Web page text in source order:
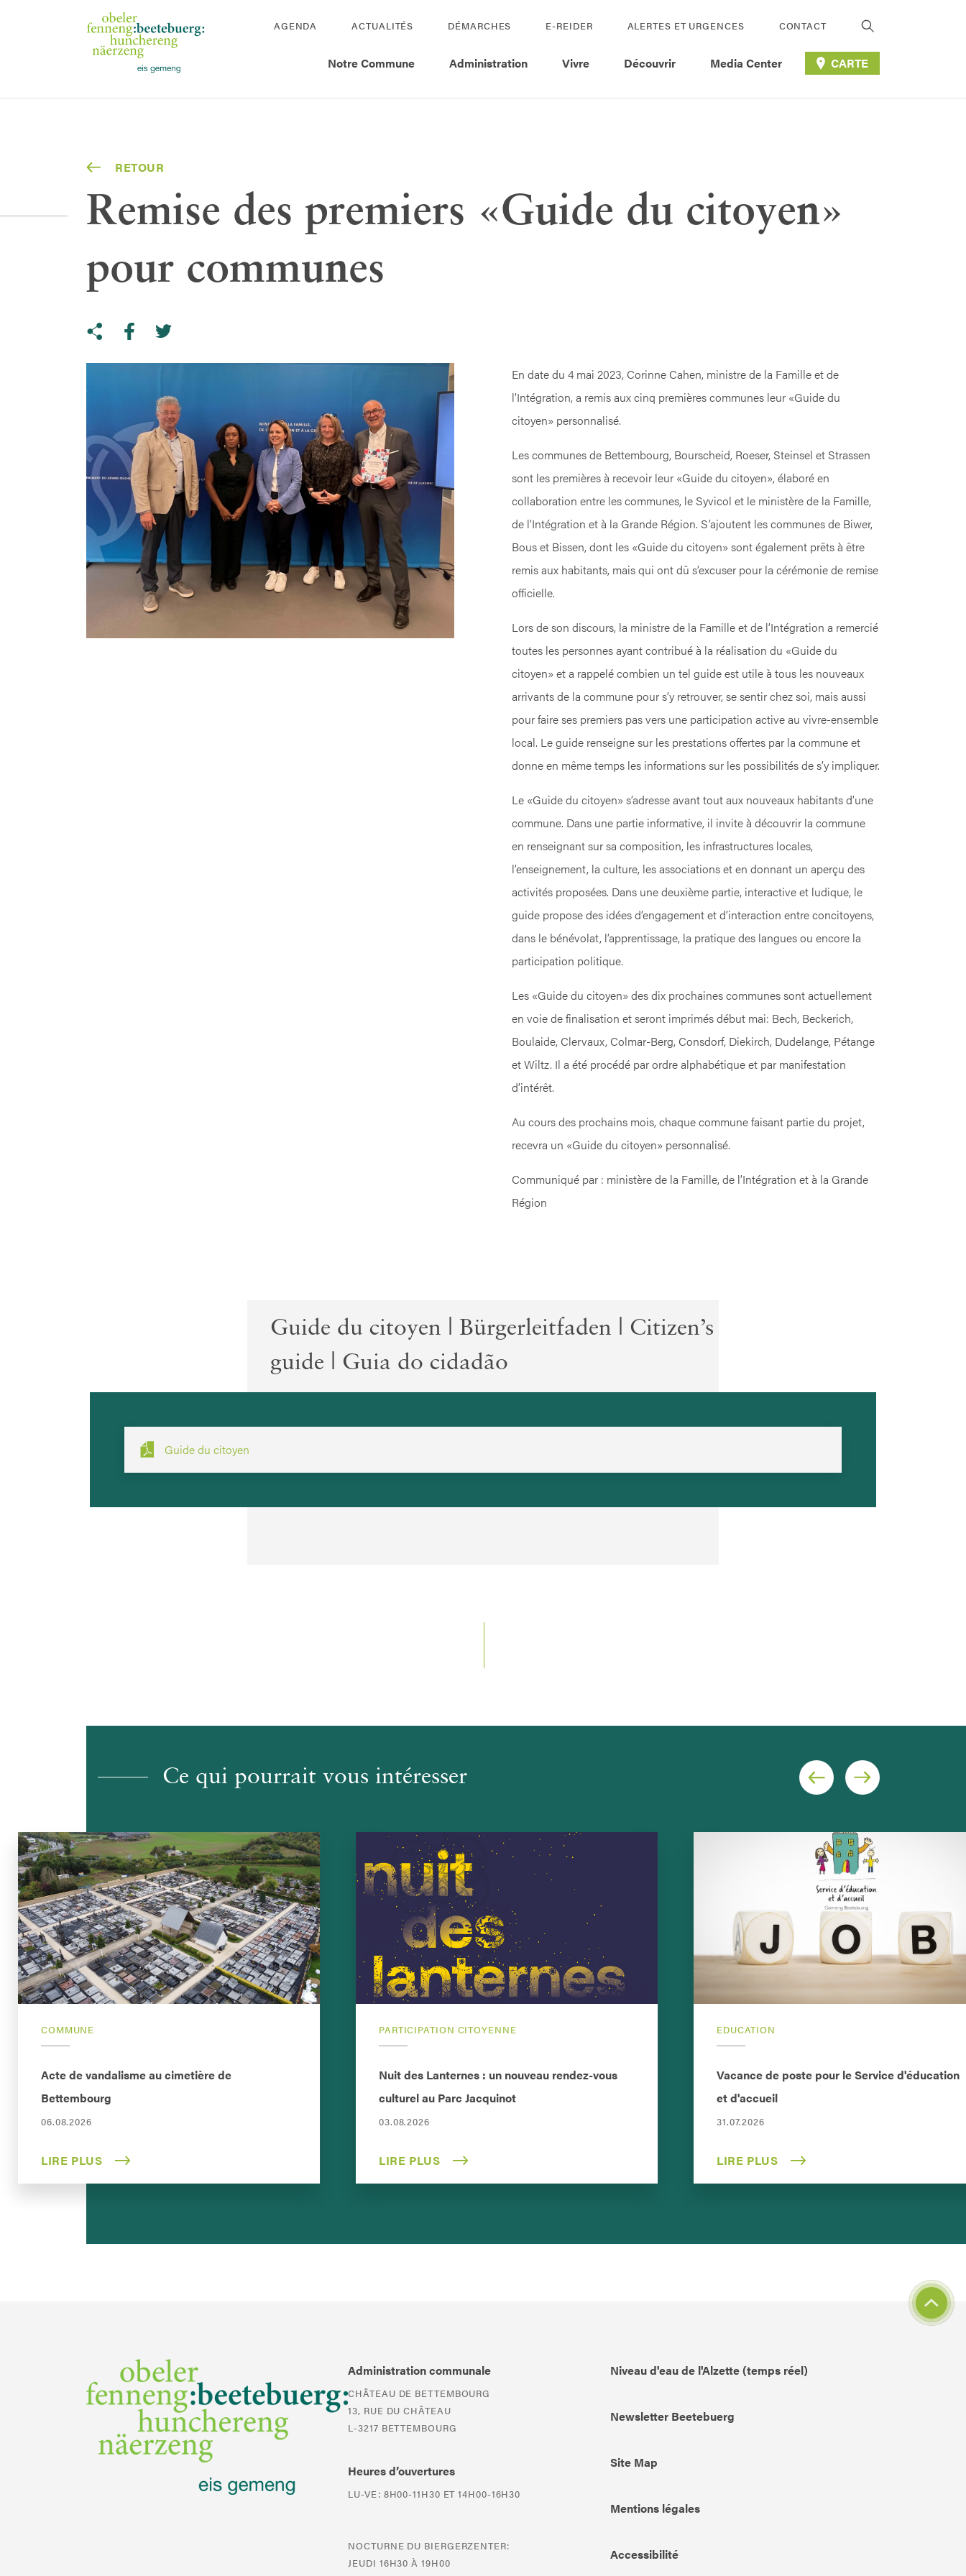
AGENDA ACTUALITÉS DÉMARCHES E-REIDER ALERTES ET URGENCES CONTACT
Notre Commune Administration Vivre Découvrir Media Center CARTE
RETOUR
Remise des premiers «Guide du citoyen»
pour communes
Share on facebook
En date du 4 mai 2023, Corinne Cahen, ministre de la Famille et de
l’Intégration, a remis aux cinq premières communes leur «Guide du
citoyen» personnalisé.
Les communes de Bettembourg, Bourscheid, Roeser, Steinsel et Strassen
sont les premières à recevoir leur «Guide du citoyen», élaboré en
collaboration entre les communes, le Syvicol et le ministère de la Famille,
de l’Intégration et à la Grande Région. S’ajoutent les communes de Biwer,
Bous et Bissen, dont les «Guide du citoyen» sont également prêts à être
remis aux habitants, mais qui ont dû s’excuser pour la cérémonie de remise
officielle.
Lors de son discours, la ministre de la Famille et de l’Intégration a remercié
toutes les personnes ayant contribué à la réalisation du «Guide du
citoyen» et a rappelé combien un tel guide est utile à tous les nouveaux
arrivants de la commune pour s’y retrouver, se sentir chez soi, mais aussi
pour faire ses premiers pas vers une participation active au vivre-ensemble
local. Le guide renseigne sur les prestations offertes par la commune et
donne en même temps les informations sur les possibilités de s’y impliquer.
Le «Guide du citoyen» s’adresse avant tout aux nouveaux habitants d’une
commune. Dans une partie informative, il invite à découvrir la commune
en renseignant sur sa composition, les infrastructures locales,
l’enseignement, la culture, les associations et en donnant un aperçu des
activités proposées. Dans une deuxième partie, interactive et ludique, le
guide propose des idées d’engagement et d’interaction entre concitoyens,
dans le bénévolat, l’apprentissage, la pratique des langues ou encore la
participation politique.
Les «Guide du citoyen» des dix prochaines communes sont actuellement
en voie de finalisation et seront imprimés début mai: Bech, Beckerich,
Boulaide, Clervaux, Colmar-Berg, Consdorf, Diekirch, Dudelange, Pétange
et Wiltz. Il a été procédé par ordre alphabétique et par manifestation
d’intérêt.
Au cours des prochains mois, chaque commune faisant partie du projet,
recevra un «Guide du citoyen» personnalisé.
Communiqué par : ministère de la Famille, de l’Intégration et à la Grande
Région
Guide du citoyen | Bürgerleitfaden | Citizen’s
guide | Guia do cidadão
Guide du citoyen
Ce qui pourrait vous intéresser
COMMUNE
Acte de vandalisme au cimetière de
Bettembourg
06.08.2026
LIRE PLUS
PARTICIPATION CITOYENNE
Nuit des Lanternes : un nouveau rendez-vous
culturel au Parc Jacquinot
03.08.2026
LIRE PLUS
EDUCATION
Vacance de poste pour le Service d'éducation
et d'accueil
31.07.2026
LIRE PLUS
Administration communale
CHÂTEAU DE BETTEMBOURG
13, RUE DU CHÂTEAU
L-3217 BETTEMBOURG
Heures d’ouvertures
LU-VE: 8H00-11H30 ET 14H00-16H30
NOCTURNE DU BIERGERZENTER:
JEUDI 16H30 À 19H00
Niveau d'eau de l'Alzette (temps réel)
Newsletter Beetebuerg
Site Map
Mentions légales
Accessibilité